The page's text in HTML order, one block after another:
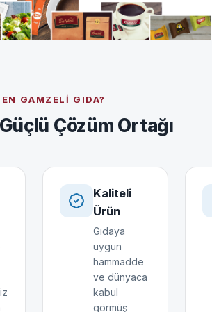
GAMZELI GIDA?
Çözüm Ortağı
Kaliteli
Ürün
Gıdaya
uygun
hammadde
ve dünyaca
kabul
görmüş